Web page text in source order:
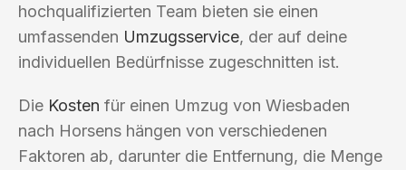
hochqualifizierten Team bieten sie einen
umfassenden Umzugsservice, der auf deine
individuellen Bedürfnisse zugeschnitten ist.
Die Kosten für einen Umzug von Wiesbaden
nach Horsens hängen von verschiedenen
Faktoren ab, darunter die Entfernung, die Menge